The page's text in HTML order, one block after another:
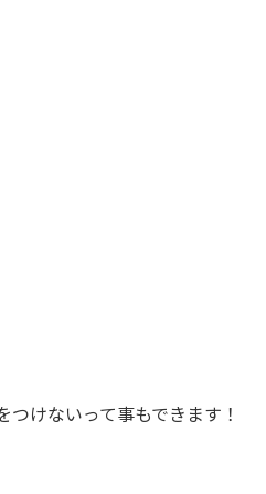
けないって事もできます！